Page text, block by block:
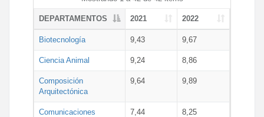
DEPARTAMENTOS 2021 2022
Biotecnología 9,43 9,67
Ciencia Animal 9,24 8,86
Composición
Arquitectónica
9,64 9,89
Comunicaciones 7,44 8,25